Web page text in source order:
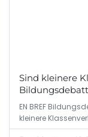
Sind kleinere
EN BREF
kleinere